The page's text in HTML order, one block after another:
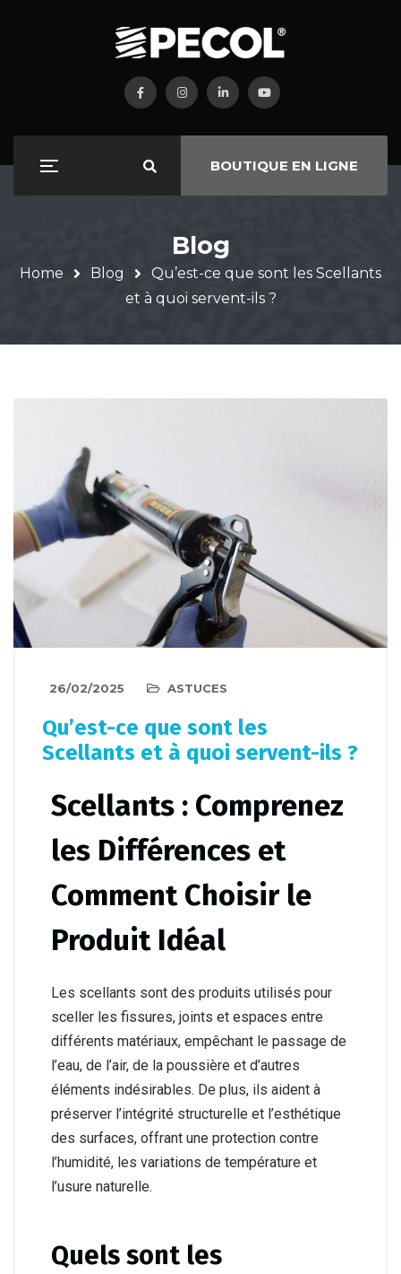
BOUTIQUE EN LIGNE
Blog
Home Blog
Qu’est-ce que sont les Scellants
et à quoi servent-ils ?
26/02/2025 ASTUCES
Qu’est-ce que sont les
Scellants et à quoi servent-ils ?
Scellants : Comprenez
les Différences et
Comment Choisir le
Produit Idéal
Les scellants sont des produits utilisés pour
sceller les fissures, joints et espaces entre
différents matériaux, empêchant le passage de
l’eau, de l’air, de la poussière et d’autres
éléments indésirables. De plus, ils aident à
préserver l’intégrité structurelle et l’esthétique
des surfaces, offrant une protection contre
l’humidité, les variations de température et
l’usure naturelle.
Quels sont les